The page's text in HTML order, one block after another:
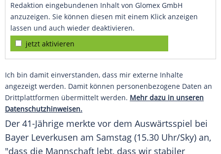
Redaktion eingebundenen Inhalt von Glomex GmbH
anzuzeigen. Sie können diesen mit einem Klick anzeigen
lassen und auch wieder deaktivieren.
jetzt aktivieren
Ich bin damit einverstanden, dass mir externe Inhalte
angezeigt werden. Damit können personenbezogene Daten an
Drittplattformen übermittelt werden. Mehr dazu in unseren
Datenschutzhinweisen.
Der 41-Jährige merkte vor dem Auswärtsspiel bei
Bayer Leverkusen am Samstag (15.30 Uhr/Sky) an,
"dass die Mannschaft lebt, dass wir stabiler